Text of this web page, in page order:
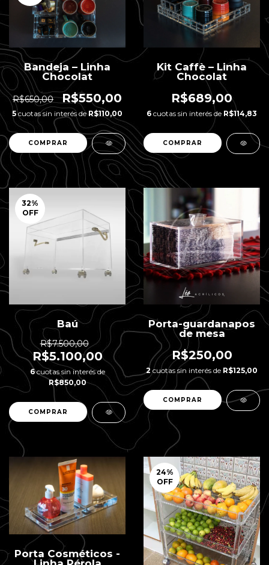
Bandeja – Linha
Chocolat
R$650,00 R$550,00
5cuotas sin interés deR$110,00
Kit Caffè – Linha
Chocolat
R$689,00
6 cuotas sin interés de R$114,83
32%
OFF
Baú
R$7.500,00
R$5.100,00
6cuotas sin interés de
R$850,00
Porta-guardanapos
de mesa
R$250,00
2 cuotas sin interés de R$125,00
Porta Cosméticos -
24%
OFF